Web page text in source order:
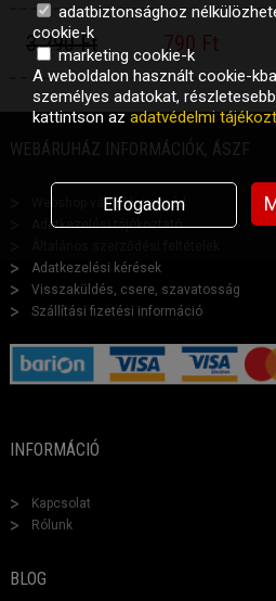
3 290 Ft 790 Ft
WEBÁRUHÁZ INFORMÁCIÓK, ÁSZF
Webshop vásárlási segéd
Adatkezelési tájékoztató
Adatkezelési kérések
Visszaküldés, csere, szavatosság
Szállítási fizetési információ
INFORMÁCIÓ
Kapcsolat
Rólunk
BLOG
adatbiztonsághoz
cookie-k
marketing cookie-k
A weboldalon használt cookie-
személyes adatokat,
kattintson azadatvédelmi
Elfogadom